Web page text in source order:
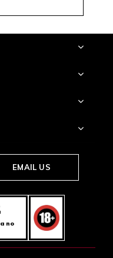
EMAIL US
no